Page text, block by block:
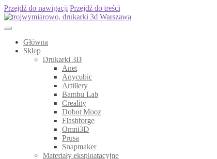
Przejdź do nawigacji Przejdź do treści
Główna
Sklep
Drukarki 3D
Anet
Anycubic
Artillery
Bambu Lab
Creality
Dobot Mooz
Flashforge
Omni3D
Prusa
Snapmaker
Materiały eksploatacyjne